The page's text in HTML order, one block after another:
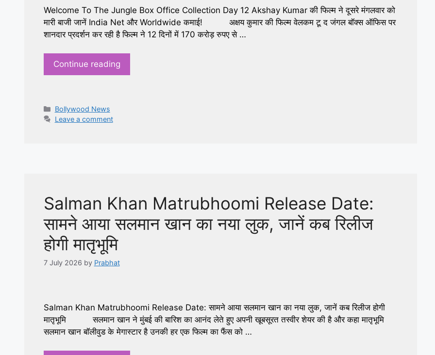
Welcome To The Jungle Box Office Collection Day 12 Akshay Kumar की फिल्म ने दूसरे मंगलवार को
मारी बाजी जानें India Net और Worldwide कमाई! अक्षय कुमार की फिल्म वेलकम टू द जंगल बॉक्स ऑफिस पर
शानदार प्रदर्शन कर रही है फिल्म ने 12 दिनों में 170 करोड़ रुपए से …
Continue reading
Categories
Bollywood News
Leave a comment
Salman Khan Matrubhoomi Release Date:
सामने आया सलमान खान का नया लुक, जानें कब रिलीज
होगी मातृभूमि
7 July 2026 by Prabhat
Salman Khan Matrubhoomi Release Date: सामने आया सलमान खान का नया लुक, जानें कब रिलीज होगी
मातृभूमि सलमान खान ने मुंबई की बारिश का आनंद लेते हुए अपनी खूबसूरत तस्वीर शेयर की है और कहा मातृभूमि
सलमान खान बॉलीवुड के मेगास्टार है उनकी हर एक फिल्म का फैंस को …